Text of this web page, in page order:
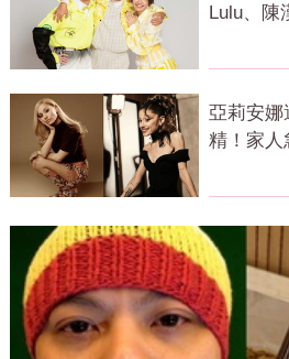
Lulu、
亞莉安娜
精！家人